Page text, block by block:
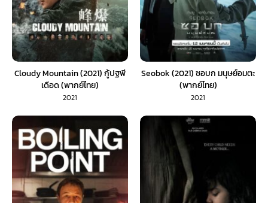
Cloudy Mountain (2021) กู้ปฐพี
เดือด (พากย์ไทย)
2021
Seobok (2021) ซอบก มนุษย์อมตะ
(พากย์ไทย)
2021